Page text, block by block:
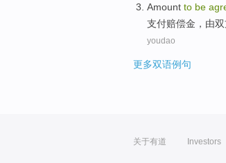
Amount to be
支付赔偿金 ， 由
youdao
更多双语例句
关于有道 Investors